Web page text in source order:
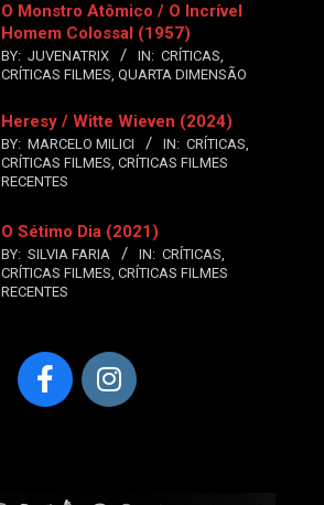
O Monstro Atômico / O Incrível
Homem Colossal (1957)
BY: JUVENATRIX IN: CRÍTICAS,
CRÍTICAS FILMES, QUARTA DIMENSÃO
Heresy / Witte Wieven (2024)
BY: MARCELO MILICI IN: CRÍTICAS,
CRÍTICAS FILMES, CRÍTICAS FILMES
RECENTES
O Sétimo Dia (2021)
BY: SILVIA FARIA IN: CRÍTICAS,
CRÍTICAS FILMES, CRÍTICAS FILMES
RECENTES